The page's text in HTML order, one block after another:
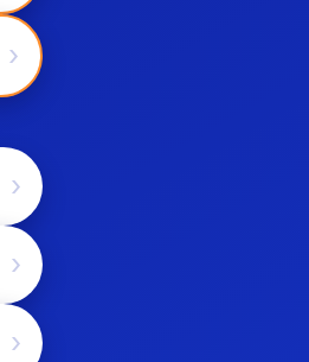
›
›
›
›